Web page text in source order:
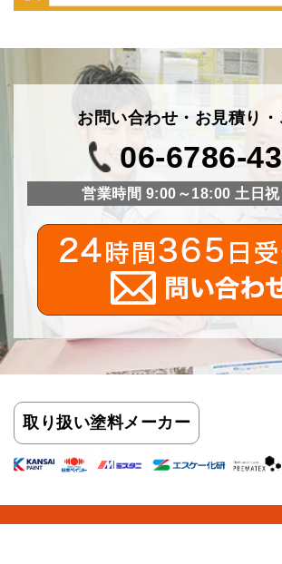
お問い合わせ・お見積り
06-6786-
営業時間 9:00～18:00 土日
取り扱い塗料メーカー